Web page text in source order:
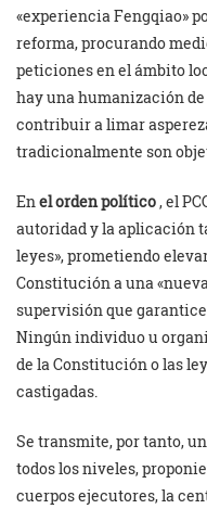
«experiencia Fengqiao»
reforma, procurando
peticiones en el ámbito
hay una humanización
contribuir a limar
tradicionalmente son
Enel orden político, el
autoridad y la aplicación
leyes», prometiendo
Constitución a una
supervisión que
Ningún individuo u
de la Constitución o las
castigadas.
Se transmite, por tanto,
todos los niveles,
cuerpos ejecutores, la